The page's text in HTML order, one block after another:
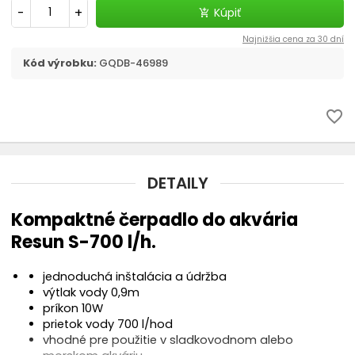
Filtračné médiá
Pozadia do akvária
Ohrievač
Riasy v akváriu - odstránenie
Automatické krmítko
- + add_shopping_cart Kúpiť
Najnižšia cena za 30 dní
Kód výrobku: GQDB-46989
favorite_border
DETAILY
Kompaktné čerpadlo do akvária
Resun S-700 l/h.
jednoduchá inštalácia a údržba
výtlak vody 0,9m
príkon 10W
prietok vody 700 l/hod
vhodné pre použitie v sladkovodnom alebo